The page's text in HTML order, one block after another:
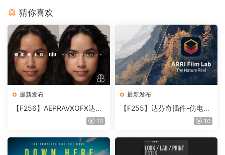
猜你喜欢
最新发布
【F256】AEPRAVXOFX达芬
奇视频人像磨皮润肤美颜插件
10
最新发布
【F255】达芬奇插件-仿电影
胶片视频调色插件 ARRI Film
10